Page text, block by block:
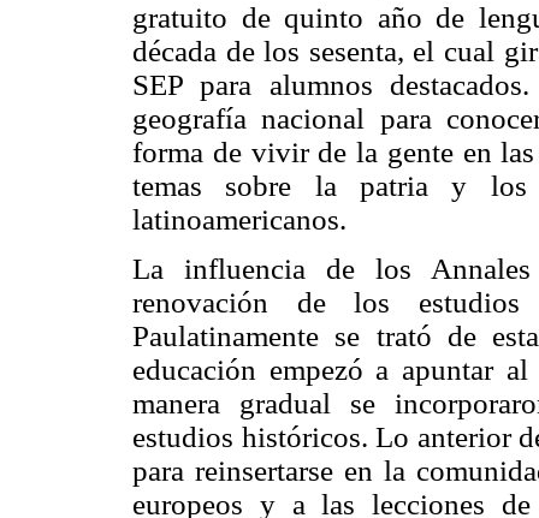
gratuito de quinto año de
década de los sesenta, el cual
SEP para alumnos
geografía nacional para
forma de vivir de la gente en
temas sobre la patria y los
latinoamericanos.
La influencia de los
renovación de los
Paulatinamente se trató de
educación empezó a apuntar
manera gradual se
estudios históricos. Lo anterior
para reinsertarse en la
europeos y a las lecciones